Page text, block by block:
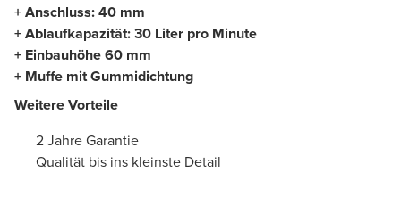
+ Anschluss: 40 mm
+ Ablaufkapazität: 30 Liter pro Minute
+ Einbauhöhe 60 mm
+ Muffe mit Gummidichtung
Weitere Vorteile
2 Jahre Garantie
Qualität bis ins kleinste Detail